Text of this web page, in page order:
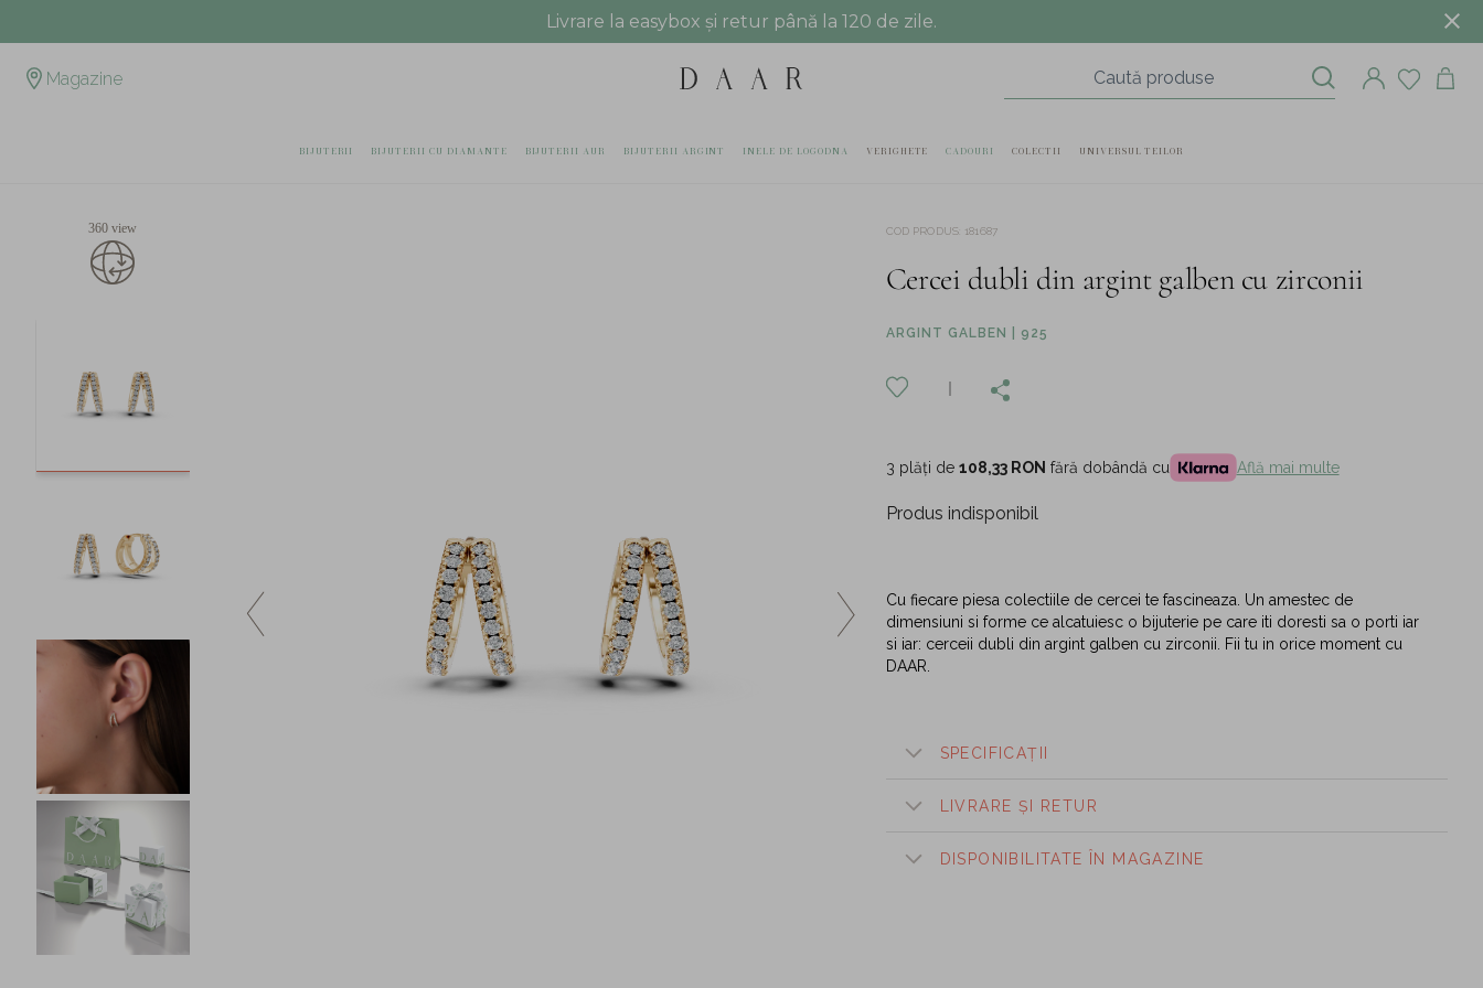
Livrare la easybox și retur până la 120 de zile.
Magazine
BIJUTERII BIJUTERII CU DIAMANTE BIJUTERII AUR BIJUTERII ARGINT INELE DE LOGODNA VERIGHETE CADOURI COLECTII UNIVERSUL TEILOR
360 view COD PRODUS: 181687
Cercei dubli din argint galben cu zirconii
ARGINT GALBEN | 925
3 plăți de 108,33 RON fără dobândă cu Află mai multe
Produs indisponibil
Cu fiecare piesa colectiile de cercei te fascineaza. Un amestec de
dimensiuni si forme ce alcatuiesc o bijuterie pe care iti doresti sa o porti iar
si iar: cerceii dubli din argint galben cu zirconii. Fii tu in orice moment cu
DAAR.
SPECIFICAȚII
LIVRARE ȘI RETUR
DISPONIBILITATE ÎN MAGAZINE